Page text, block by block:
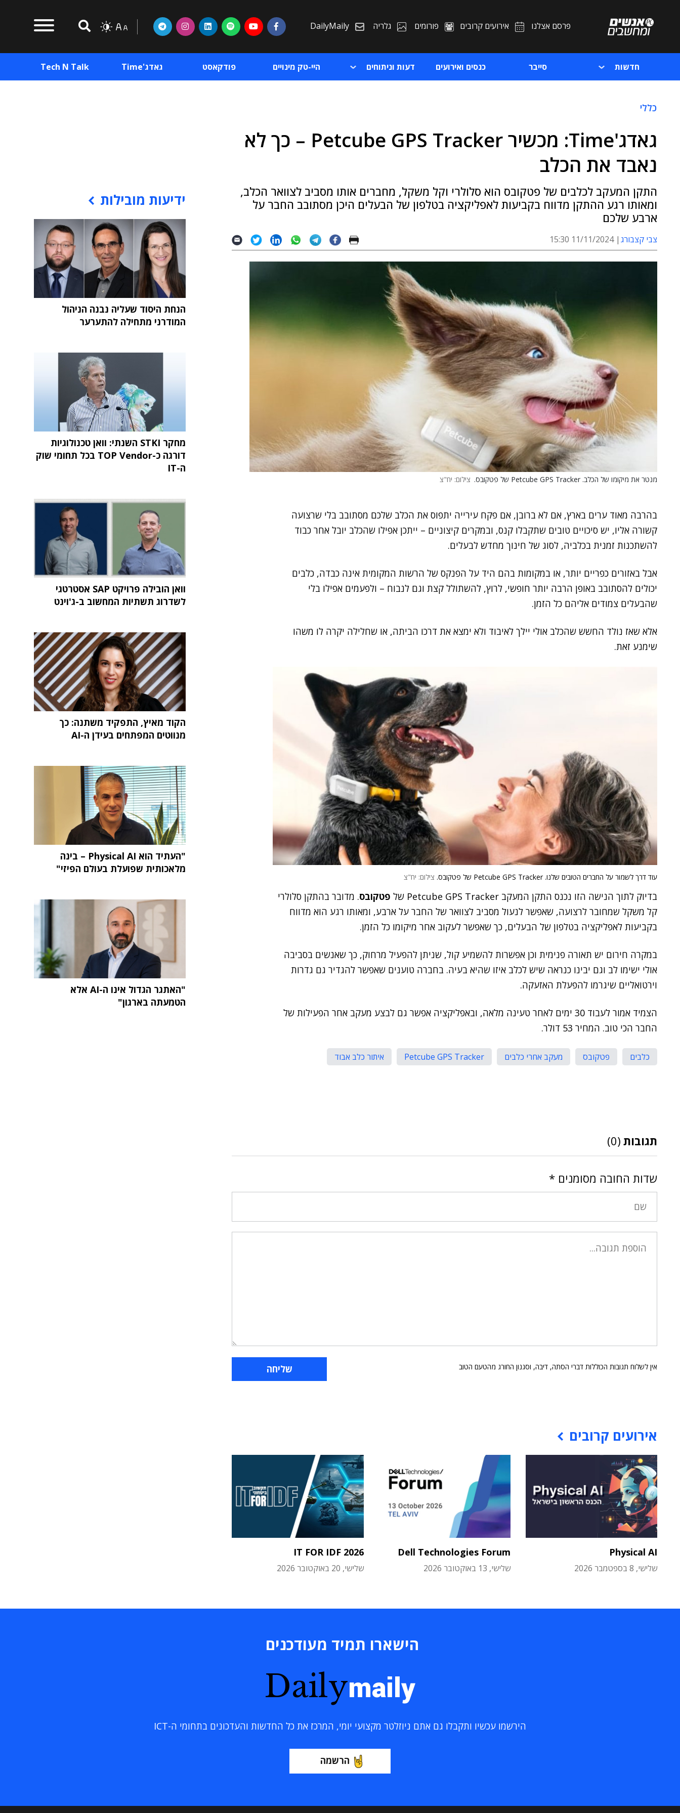
פרסם אצלנו אירועים קרובים פורומים גלריה DailyMaily
חדשות סייבר כנסים ואירועים דעות וניתוחים היי-טק מינויים פודקאסט גאדג'Time Tech N Talk
כללי
גאדג'Time: מכשיר Petcube GPS Tracker – כך לא
נאבד את הכלב
התקן המעקב לכלבים של פטקובס הוא סלולרי וקל משקל, מחברים אותו מסביב לצוואר הכלב,
ומאותו רגע ההתקן מדווח בקביעות לאפליקציה בטלפון של הבעלים היכן מסתובב החבר על
ארבע שלכם
צבי קצבורג 11/11/2024 15:30
מנטר את מיקומו של הכלב. Petcube GPS Tracker של פטקובס. צילום: יח"צ
בהרבה מאוד ערים בארץ, אם לא ברובן, אם פקח עירייה יתפוס את הכלב שלכם מסתובב בלי שרצועה
קשורה אליו, יש סיכויים טובים שתקבלו קנס, ובמקרים קיצוניים – ייתכן אפילו שהכלב יובל אחר כבוד
להשתכנות זמנית בכלביה, לסוג של חינוך מחדש לבעלים.
אבל באזורים כפריים יותר, או במקומות בהם היד על הפנקס של הרשות המקומית אינה כבדה, כלבים
יכולים להסתובב באופן הרבה יותר חופשי, לרוץ, להשתולל קצת וגם לנבוח – ולפעמים אפילו בלי
שהבעלים צמודים אליהם כל הזמן.
אלא שאז נולד החשש שהכלב אולי יילך לאיבוד ולא ימצא את דרכו הביתה, או שחלילה יקרה לו משהו
שימנע זאת.
עוד דרך לשמור על החברים הטובים שלנו. Petcube GPS Tracker של פטקובס. צילום: יח"צ
בדיוק לתוך הנישה הזו נכנס התקן המעקב Petcube GPS Tracker של פטקובס. מדובר בהתקן סלולרי
קל משקל שמחובר לרצועה, שאפשר לנעול מסביב לצוואר של החבר על ארבע, ומאותו רגע הוא מדווח
בקביעות לאפליקציה בטלפון של הבעלים, כך שאפשר לעקוב אחר מיקומו כל הזמן.
במקרה חירום יש תאורה פנימית וכן אפשרות להשמיע קול, שניתן להפעיל מרחוק, כך שאנשים בסביבה
אולי ישימו לב וגם יבינו כנראה שיש לכלב איזו שהיא בעיה. בחברה טוענים שאפשר להגדיר גם גדרות
וירטואליים שיגרמו להפעלת האזעקה.
הצמיד אמור לעבוד 30 ימים לאחר טעינה מלאה, ובאפליקציה אפשר גם לבצע מעקב אחר הפעילות של
החבר הכי טוב. המחיר 53 דולר.
כלבים פטקובס מעקב אחרי כלבים Petcube GPS Tracker איתור כלב אבוד
תגובות (0)
שדות החובה מסומנים *
אין לשלוח תגובות הכוללות דברי הסתה, דיבה, וסגנון החורג מהטעם הטוב
אירועים קרובים
Physical AI
שלישי, 8 בספטמבר 2026
Dell Technologies Forum
שלישי, 13 באוקטובר 2026
IT FOR IDF 2026
שלישי, 20 באוקטובר 2026
ידיעות מובילות
הנחת היסוד שעליה נבנה הניהול
המודרני מתחילה להתערער
מחקר STKI השנתי: וואן טכנולוגיות
דורגה כ-TOP Vendor בכל תחומי שוק
ה-IT
וואן הובילה פרויקט SAP אסטרטגי
לשדרוג תשתיות המחשוב ב-ג'וינט
הקוד מאיץ, התפקיד משתנה: כך
מנווטים המפתחים בעידן ה-AI
"העתיד הוא Physical AI – בינה
מלאכותית שפועלת בעולם הפיזי"
"האתגר הגדול אינו ה-AI אלא
הטמעתה בארגון"
הישארו תמיד מעודכנים
Dailymaily
הירשמו עכשיו ותקבלו גם אתם ניוזלטר מקצועי יומי, המרכז את כל החדשות והעדכונים בתחומי ה-ICT
הרשמה